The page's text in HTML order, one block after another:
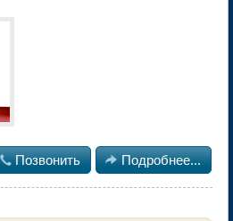
 Позвонить  Подробнее...